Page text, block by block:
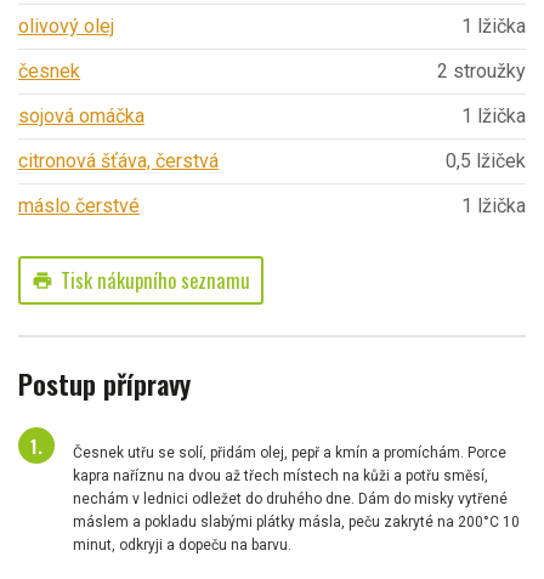
olivový olej
1 lžička
česnek
2 stroužky
sojová omáčka
1 lžička
citronová šťáva, čerstvá
0,5 lžiček
máslo čerstvé
1 lžička
print Tisk nákupního seznamu
Postup přípravy
Česnek utřu se solí, přidám olej, pepř a kmín a promíchám. Porce
kapra naříznu na dvou až třech místech na kůži a potřu směsí,
nechám v lednici odležet do druhého dne. Dám do misky vytřené
máslem a pokladu slabými plátky másla, peču zakryté na 200°C 10
minut, odkryji a dopeču na barvu.